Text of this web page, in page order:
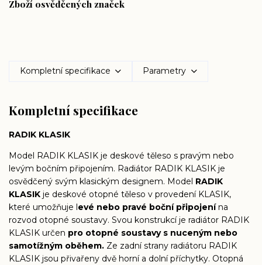
Zboží osvědčených značek
Kompletní specifikace Parametry
Kompletní specifikace
RADIK KLASIK
Model RADIK KLASIK je deskové těleso s pravým nebo
levým bočním připojením. Radiátor RADIK KLASIK je
osvědčený svým klasickým designem. Model RADIK
KLASIK je deskové otopné těleso v provedení KLASIK,
které umožňuje levé nebo pravé boční připojenína
rozvod otopné soustavy. Svou konstrukcí je radiátor RADIK
KLASIK určen pro otopné soustavy s nuceným nebo
samotížným oběhem. Ze zadní strany radiátoru RADIK
KLASIK jsou přivařeny dvě horní a dolní příchytky. Otopná